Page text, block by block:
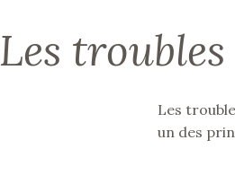
Les
Les
un des